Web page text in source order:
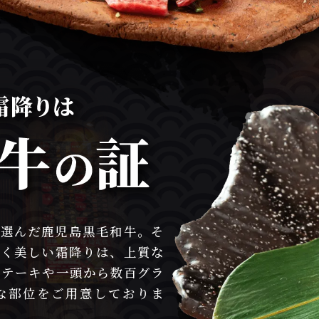
んだ鹿児島黒毛和牛。そ
美しい霜降りは、上質な
ーキや一頭から数百グラ
部位をご用意しておりま